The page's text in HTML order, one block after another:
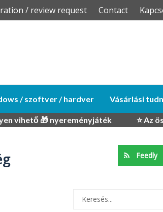
/ review request Contact
/ szoftver / hardver Vásárlási
vihető 🎁 nyereményjáték ⭐ Az
Feedly